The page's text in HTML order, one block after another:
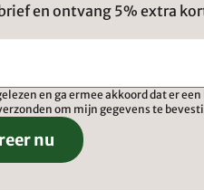
en ontvang 5% extra
en ga ermee akkoord dat er
om mijn gegevens te
nu